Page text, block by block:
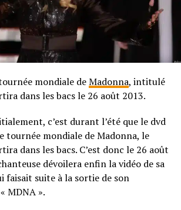
mondiale deMadonna, intitulé
dans les bacs le 26 août 2013.
c’est durant l’été que le dvd
tournée mondiale de Madonna, le
dans les bacs. C’est donc le 26 août
dévoilera enfin la vidéo de sa
faisait suite à la sortie de son
MDNA ».